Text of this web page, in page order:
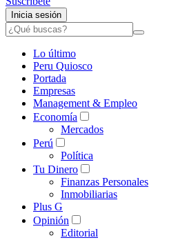
Inicia sesión
Lo último
Peru Quiosco
Portada
Empresas
Management & Empleo
Economía
Mercados
Perú
Política
Tu Dinero
Finanzas Personales
Inmobiliarias
Plus G
Opinión
Editorial